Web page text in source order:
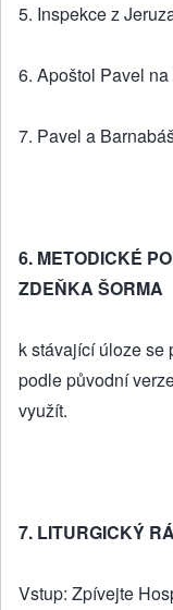
5. Inspekce z
6. Apoštol Pavel
7. Pavel a
6. METODICKÉ
ZDEŇKA ŠORMA
k stávající úloze se
podle původní
využít.
7. LITURGICKÝ
Vstup: Zpívejte